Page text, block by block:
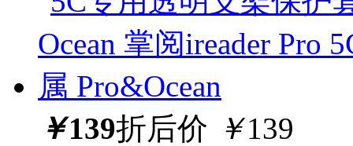
￥139折后价 ￥139